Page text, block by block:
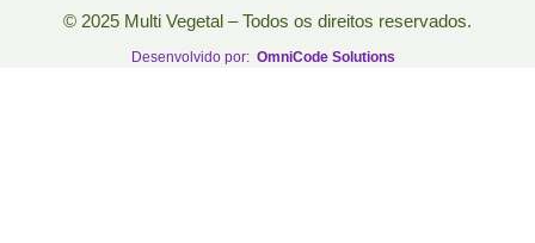
© 2025 Multi Vegetal – Todos os direitos reservados.
Desenvolvido por: OmniCode Solutions